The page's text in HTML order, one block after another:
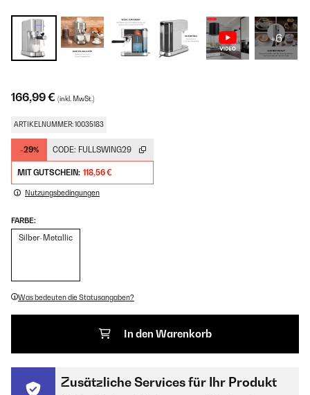
+6
166,99 € (inkl. MwSt.)
ARTIKELNUMMER: 10035183
-29% CODE: FULLSWING29
MIT GUTSCHEIN: 118,56 €
Nutzungsbedingungen
FARBE:
Silber-Metallic
Was bedeuten die Statusangaben?
In den Warenkorb
Zusätzliche Services für Ihr Produkt